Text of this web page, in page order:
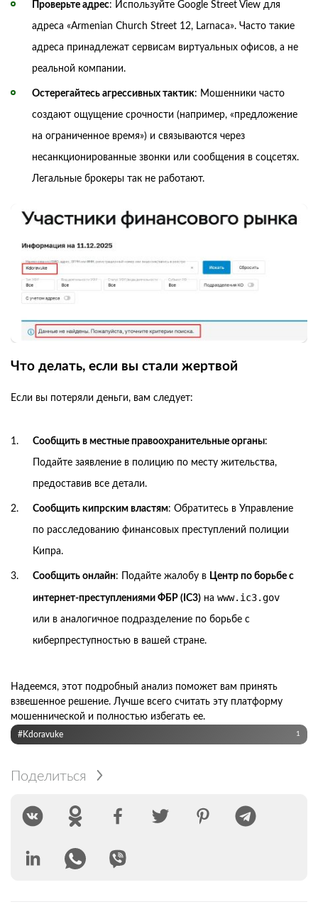
Проверьте адрес: Используйте Google Street View для
адреса «Armenian Church Street 12, Larnaca». Часто такие
адреса принадлежат сервисам виртуальных офисов, а не
реальной компании.
Остерегайтесь агрессивных тактик: Мошенники часто
создают ощущение срочности (например, «предложение
на ограниченное время») и связываются через
несанкционированные звонки или сообщения в соцсетях.
Легальные брокеры так не работают.
Что делать, если вы стали жертвой
Если вы потеряли деньги, вам следует:
Сообщить в местные правоохранительные органы:
Подайте заявление в полицию по месту жительства,
предоставив все детали.
Сообщить кипрским властям: Обратитесь в Управление
по расследованию финансовых преступлений полиции
Кипра.
Сообщить онлайн: Подайте жалобу в Центр по борьбе с
интернет-преступлениями ФБР (IC3) на www.ic3.gov
или в аналогичное подразделение по борьбе с
киберпреступностью в вашей стране.
Надеемся, этот подробный анализ поможет вам принять
взвешенное решение. Лучше всего считать эту платформу
мошеннической и полностью избегать ее.
#Kdoravuke 1
Поделиться